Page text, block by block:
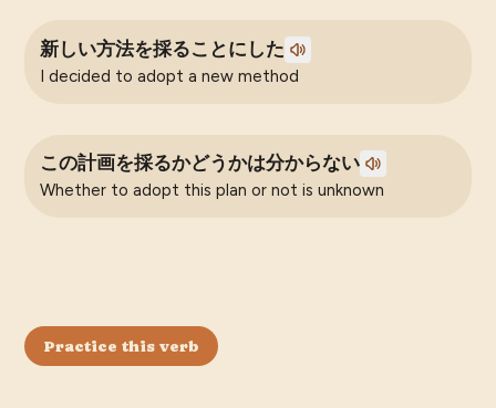
新しい方法を採ることにした
I decided to adopt a new method
この計画を採るかどうかは分からない
Whether to adopt this plan or not is unknown
Practice this verb